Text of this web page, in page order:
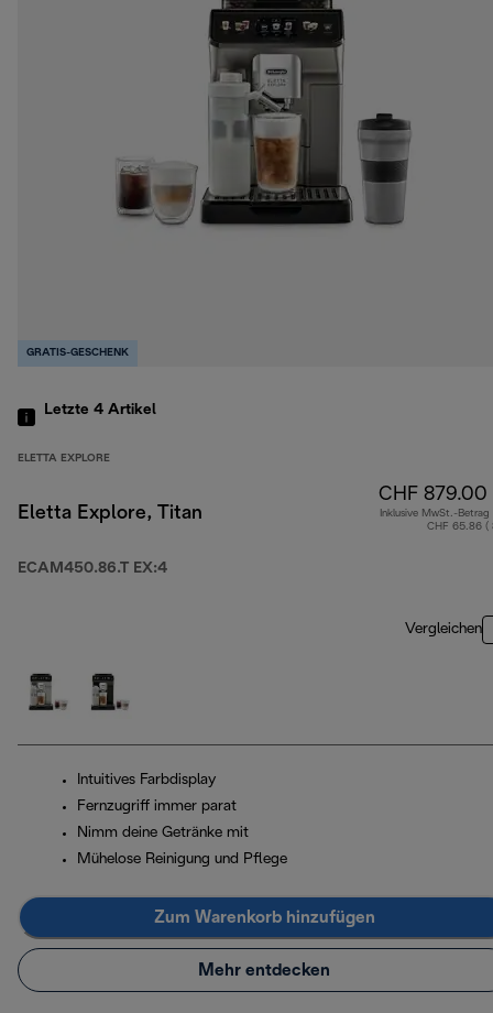
GRATIS-GESCHENK
Letzte 4 Artikel
ELETTA EXPLORE
Eletta Explore, Titan
ECAM450.86.T EX:4
CHF 879.00
Inklusive MwSt.-Betrag
CHF 65.86 (
Vergleichen
Intuitives Farbdisplay
Fernzugriff immer parat
Nimm deine Getränke mit
Mühelose Reinigung und Pflege
Zum Warenkorb hinzufügen
Mehr entdecken